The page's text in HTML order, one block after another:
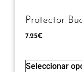
Protector
7.25€
Seleccionar